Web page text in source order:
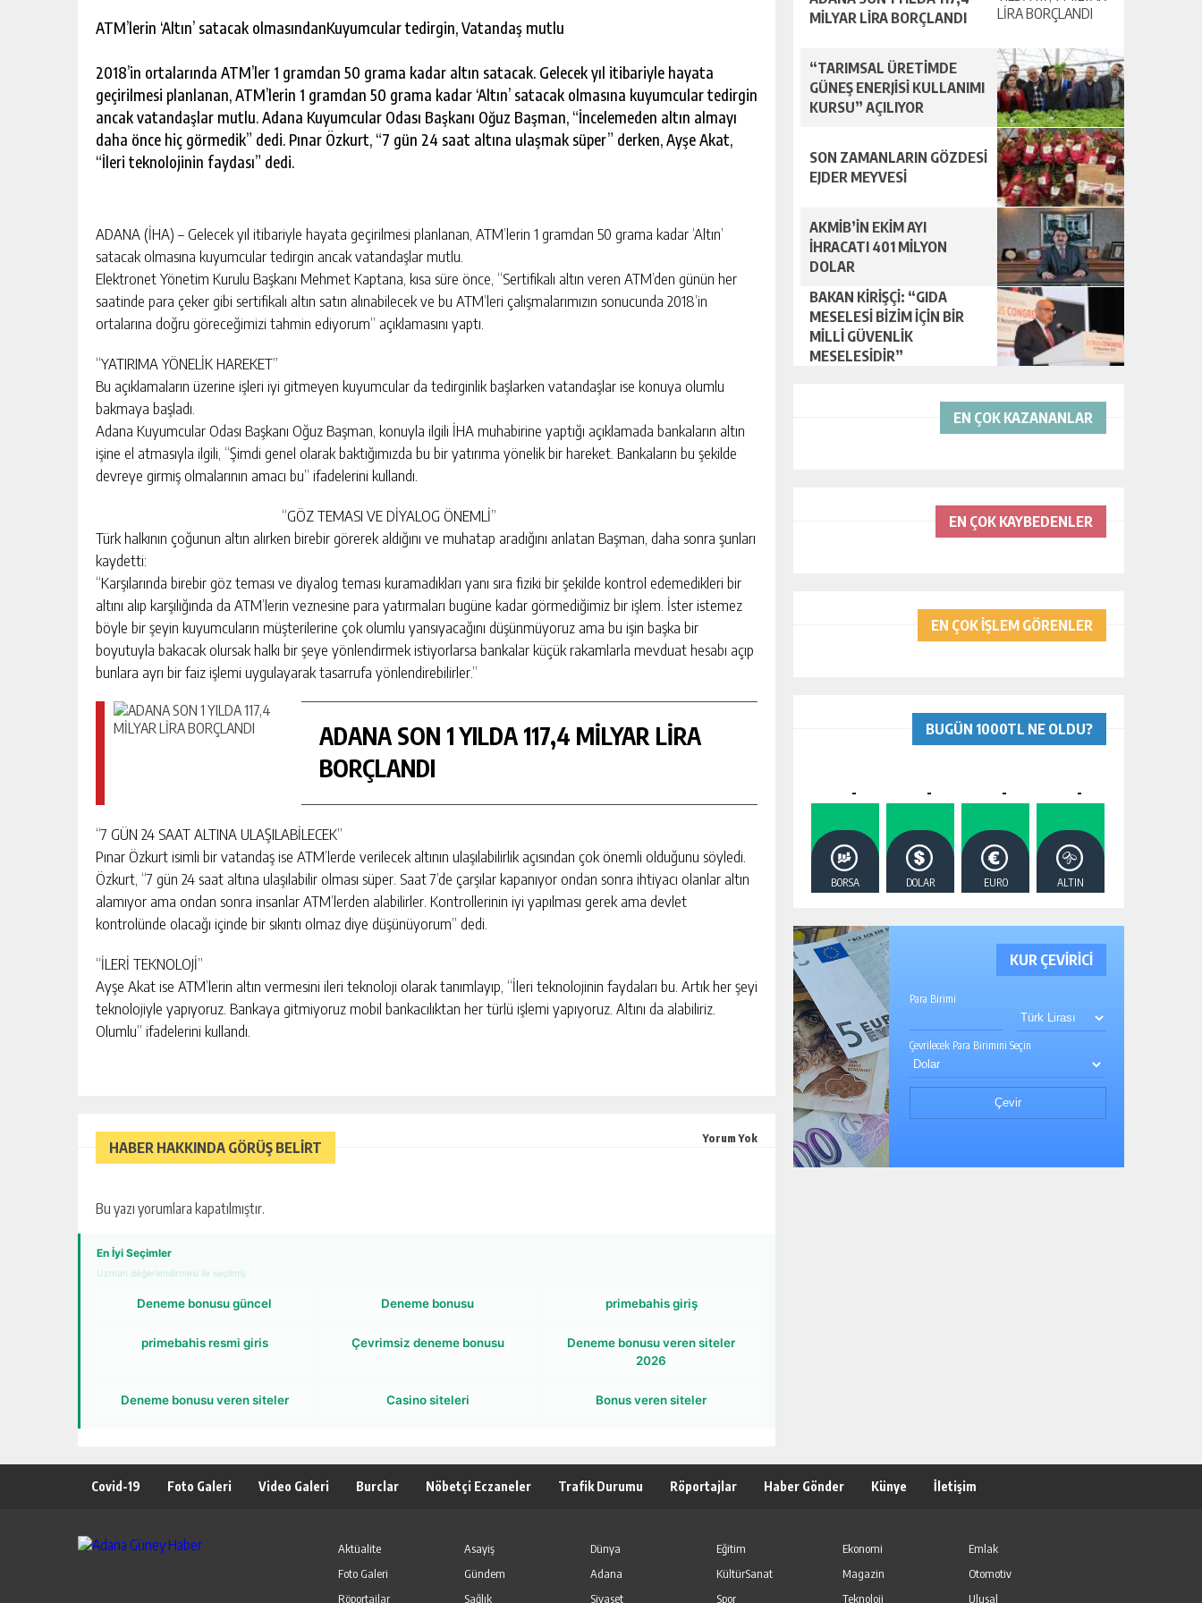
ATM’lerin ‘Altın’ satacak olmasındanKuyumcular tedirgin, Vatandaş mutlu
2018’in ortalarında ATM’ler 1 gramdan 50 grama kadar altın satacak. Gelecek yıl itibariyle hayata
geçirilmesi planlanan, ATM’lerin 1 gramdan 50 grama kadar ‘Altın’ satacak olmasına kuyumcular tedirgin
ancak vatandaşlar mutlu. Adana Kuyumcular Odası Başkanı Oğuz Başman, “İncelemeden altın almayı
daha önce hiç görmedik” dedi. Pınar Özkurt, “7 gün 24 saat altına ulaşmak süper” derken, Ayşe Akat,
“İleri teknolojinin faydası” dedi.
ADANA (İHA) – Gelecek yıl itibariyle hayata geçirilmesi planlanan, ATM’lerin 1 gramdan 50 grama kadar ‘Altın’
satacak olmasına kuyumcular tedirgin ancak vatandaşlar mutlu.
Elektronet Yönetim Kurulu Başkanı Mehmet Kaptana, kısa süre önce, “Sertifikalı altın veren ATM’den günün her
saatinde para çeker gibi sertifikalı altın satın alınabilecek ve bu ATM’leri çalışmalarımızın sonucunda 2018’in
ortalarına doğru göreceğimizi tahmin ediyorum” açıklamasını yaptı.
“YATIRIMA YÖNELİK HAREKET”
Bu açıklamaların üzerine işleri iyi gitmeyen kuyumcular da tedirginlik başlarken vatandaşlar ise konuya olumlu
bakmaya başladı.
Adana Kuyumcular Odası Başkanı Oğuz Başman, konuyla ilgili İHA muhabirine yaptığı açıklamada bankaların altın
işine el atmasıyla ilgili, “Şimdi genel olarak baktığımızda bu bir yatırıma yönelik bir hareket. Bankaların bu şekilde
devreye girmiş olmalarının amacı bu” ifadelerini kullandı.
“GÖZ TEMASI VE DİYALOG ÖNEMLİ”
Türk halkının çoğunun altın alırken birebir görerek aldığını ve muhatap aradığını anlatan Başman, daha sonra şunları
kaydetti:
“Karşılarında birebir göz teması ve diyalog teması kuramadıkları yanı sıra fiziki bir şekilde kontrol edemedikleri bir
altını alıp karşılığında da ATM’lerin veznesine para yatırmaları bugüne kadar görmediğimiz bir işlem. İster istemez
böyle bir şeyin kuyumcuların müşterilerine çok olumlu yansıyacağını düşünmüyoruz ama bu işin başka bir
boyutuyla bakacak olursak halkı bir şeye yönlendirmek istiyorlarsa bankalar küçük rakamlarla mevduat hesabı açıp
bunlara ayrı bir faiz işlemi uygulayarak tasarrufa yönlendirebilirler.”
ADANA SON 1 YILDA 117,4 MİLYAR LİRA
BORÇLANDI
“7 GÜN 24 SAAT ALTINA ULAŞILABİLECEK”
Pınar Özkurt isimli bir vatandaş ise ATM’lerde verilecek altının ulaşılabilirlik açısından çok önemli olduğunu söyledi.
Özkurt, “7 gün 24 saat altına ulaşılabilir olması süper. Saat 7’de çarşılar kapanıyor ondan sonra ihtiyacı olanlar altın
alamıyor ama ondan sonra insanlar ATM’lerden alabilirler. Kontrollerinin iyi yapılması gerek ama devlet
kontrolünde olacağı içinde bir sıkıntı olmaz diye düşünüyorum” dedi.
“İLERİ TEKNOLOJİ”
Ayşe Akat ise ATM’lerin altın vermesini ileri teknoloji olarak tanımlayıp, “İleri teknolojinin faydaları bu. Artık her şeyi
teknolojiyle yapıyoruz. Bankaya gitmiyoruz mobil bankacılıktan her türlü işlemi yapıyoruz. Altını da alabiliriz.
Olumlu” ifadelerini kullandı.
HABER HAKKINDA GÖRÜŞ BELİRT
Yorum Yok
Bu yazı yorumlara kapatılmıştır.
En İyi Seçimler
Uzman değerlendirmesi ile seçilmiş
Deneme bonusu güncel Deneme bonusu primebahis giriş
primebahis resmi giris Çevrimsiz deneme bonusu
Deneme bonusu veren siteler
2026
Deneme bonusu veren siteler Casino siteleri Bonus veren siteler
MİLYAR LİRA BORÇLANDI
“TARIMSAL ÜRETİMDE
GÜNEŞ ENERJİSİ KULLANIMI
KURSU” AÇILIYOR
SON ZAMANLARIN GÖZDESİ
EJDER MEYVESİ
AKMİB’İN EKİM AYI
İHRACATI 401 MİLYON
DOLAR
BAKAN KİRİŞÇİ: “GIDA
MESELESİ BİZİM İÇİN BİR
MİLLİ GÜVENLİK
MESELESİDİR”
EN ÇOK KAZANANLAR
EN ÇOK KAYBEDENLER
EN ÇOK İŞLEM GÖRENLER
BUGÜN 1000TL NE OLDU?
-
BORSA
-
DOLAR
-
EURO
-
ALTIN
KUR ÇEVİRİCİ
Para Birimi
Çevrilecek Para Birimini Seçin
Çevir
Covid-19 Foto Galeri Video Galeri Burclar Nöbetçi Eczaneler Trafik Durumu Röportajlar Haber Gönder Künye İletişim
Aktüalite Asayiş Dünya Eğitim Ekonomi
Emlak
Foto Galeri
Gündem Adana KültürSanat Magazin
Otomotiv
Röportajlar
Sağlık Siyaset Spor Teknoloji Ulusal